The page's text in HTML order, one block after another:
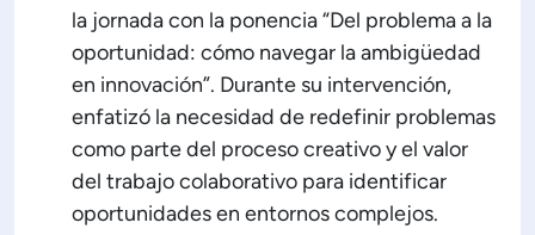
la jornada con la ponencia “Del problema a la
oportunidad: cómo navegar la ambigüedad
en innovación”. Durante su intervención,
enfatizó la necesidad de redefinir problemas
como parte del proceso creativo y el valor
del trabajo colaborativo para identificar
oportunidades en entornos complejos.